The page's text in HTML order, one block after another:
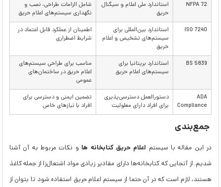
NFPA 72
استاندارد ملی اعلام و سیگنال
حریق
شامل الزامات طراحی، نصب و
نگهداری سیستم‌های اعلام حریق
ISO 7240
استاندارد بین‌المللی برای
سیستم‌های تشخیص و اعلام
حریق
اطمینان از عملکرد قابل اعتماد در
شرایط اضطراری
BS 5839
استاندارد بریتانیا برای
سیستم‌های اعلام حریق
مناسب برای طراحی سیستم‌های
اعلام حریق در ساختمان‌های
عمومی
ADA
Compliance
دستورالعمل دسترسی‌پذیری
برای افراد دارای معلولیت
تضمین ایمنی و دسترسی برای
افراد با نیازهای خاص
جمع‌بندی
در این مقاله با سیستم اعلام حریق کتابخانه ها و نکات مربوط به آن آشنا
شدیم. از آنجایی که کتابخانه‌ها دارای مقادیر زیادی مواد اشتعال‌زا از جمله کاغذ
هستند، لازم است که در آن حتما از سیستم اعلام حریق استفاده شود تا بتوان از